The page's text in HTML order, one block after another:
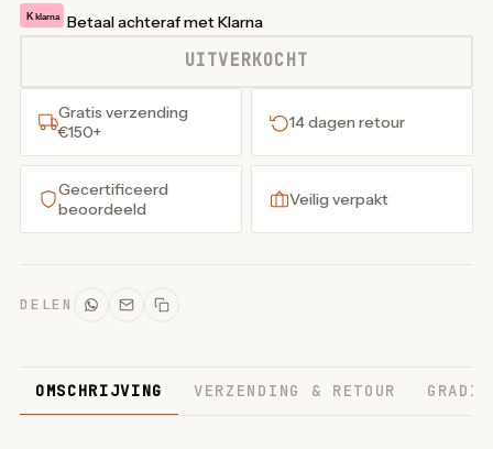
K klarna Betaal achteraf met Klarna
UITVERKOCHT
Gratis verzending
€150+
14 dagen retour
Gecertificeerd
beoordeeld
Veilig verpakt
DELEN
OMSCHRIJVING VERZENDING & RETOUR